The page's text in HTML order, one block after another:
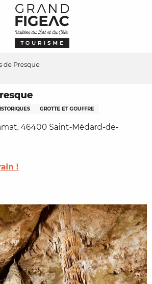
de Presque
GROTTE ET GOUFFRE
46400 Saint-Médard-de-
!
aux favoris